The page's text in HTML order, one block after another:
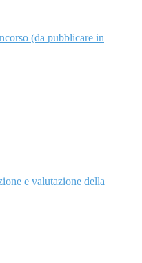
(da pubblicare in
e valutazione della